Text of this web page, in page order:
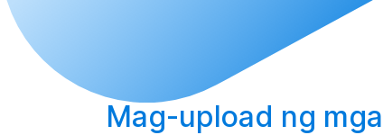
Mag-upload ng